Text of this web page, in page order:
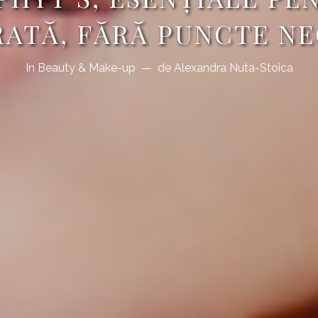
FĂRĂ PUNCTE
In Beauty & Make-up de Alexandra Nuta-Stoica